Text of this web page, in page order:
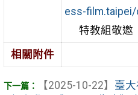
ess-film.taipei/
特教組敬邀
相關附件
【2025-10-22】 臺